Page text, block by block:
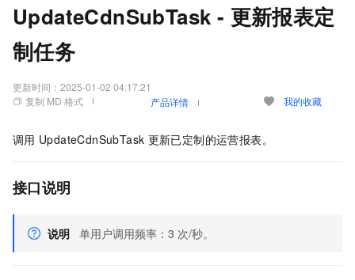
UpdateCdnSubTask - 更新报表定
制任务
更新时间： 2025-01-02 04:17:21
复制 MD 格式
产品详情 我的收藏
调用 UpdateCdnSubTask 更新已定制的运营报表。
接口说明
说明 单用户调用频率：3 次/秒。